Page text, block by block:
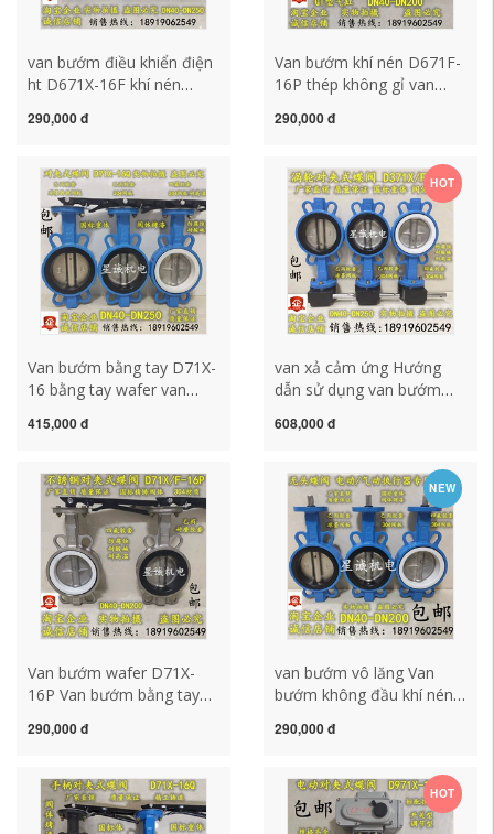
van bướm điều khiển điện
ht D671X-16F khí nén
khí nén van bướm thép
150 van bướm điều khiển
điện tay quay van bướm
dn150
290,000 đ
Van bướm khí nén D671F-
16P thép không gỉ van
khí nén van bướm DN50
hiệu điện shinyi van xả
cảm ứng
290,000 đ
Van bướm bằng tay D71X-
16 bằng tay wafer van
PTFE van bướm DN80 100
van bướm dn150
415,000 đ
HOT
van xả cảm ứng Hướng
dẫn sử dụng van bướm
304 wafer Van bướm PTFE
bướm tay gạt van bướm
inox vi sinh
608,000 đ
Van bướm wafer D71X-
16P Van bướm bằng tay
mòn DN 80 100 150 van
điện giá bồn tiểu nam cảm
ứng inax
290,000 đ
NEW
van bướm vô lăng Van
bướm không đầu khí nén
Van bướm PTFE DN50 80
kitz van cảm ứng
290,000 đ
HOT